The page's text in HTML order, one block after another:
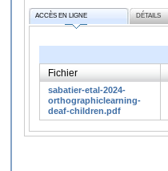
ACCÈS EN LIGNE DÉTAILS
Fichier
sabatier-etal-2024-
orthographiclearning-
deaf-children.pdf